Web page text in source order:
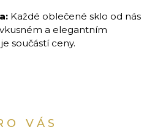
Každé oblečené sklo od nás
a elegantním
součástí ceny.
VÁS